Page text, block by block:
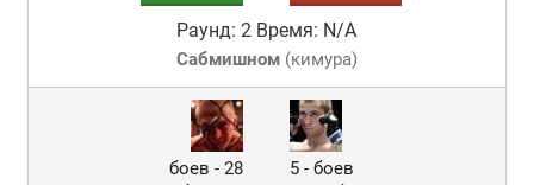
Раунд: 2 Время: N/A
Сабмишном(кимура)
боев - 28
5 - боев